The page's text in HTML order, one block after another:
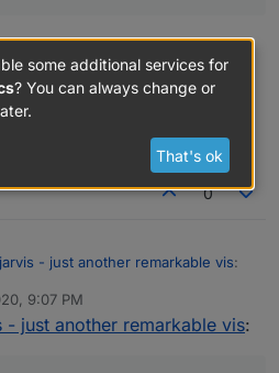
anders einstellen ?
schmaler schiebe, dann sieht es
sein soll.im ioBroker unter
du bearbeiten und neu
vorne anfangen.
iobroker/
0
jarvis - just another remarkable vis:
nutzt du auf dem Mac und
9:07 PM
- just another remarkable vis:
some additional services for
? You can always change or
That's ok